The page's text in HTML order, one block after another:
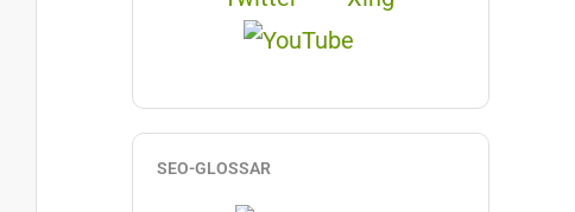
SEO-GLOSSAR